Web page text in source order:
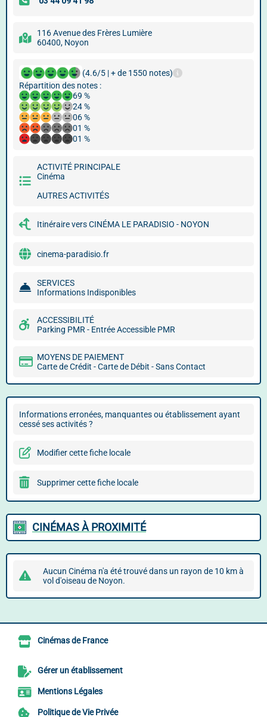
116 Avenue des Frères Lumière
60400, Noyon
(4.6/5 | + de 1550 notes)
Répartition des notes :
69 %
24 %
06 %
01 %
01 %
ACTIVITÉ PRINCIPALE
Cinéma
AUTRES ACTIVITÉS
Itinéraire vers CINÉMA LE PARADISIO - NOYON
cinema-paradisio.fr
SERVICES
Informations Indisponibles
ACCESSIBILITÉ
Parking PMR - Entrée Accessible PMR
MOYENS DE PAIEMENT
Carte de Crédit - Carte de Débit - Sans Contact
Informations erronées, manquantes ou établissement ayant
cessé ses activités ?
Modifier cette fiche locale
Supprimer cette fiche locale
CINÉMAS À PROXIMITÉ
Aucun Cinéma n'a été trouvé dans un rayon de 10 km à
vol d'oiseau de Noyon.
Cinémas de France
Gérer un établissement
Mentions Légales
Politique de Vie Privée